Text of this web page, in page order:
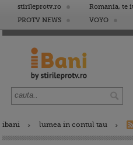
stirileprotv.ro Romania, te
PROTV NEWS
VOYO
ibani lumea in contul tau